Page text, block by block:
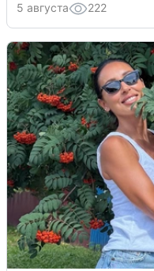
5 августа 222